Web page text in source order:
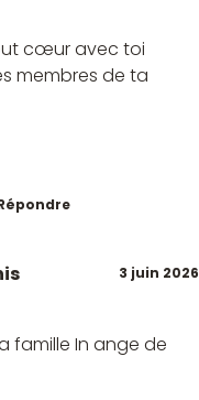
cœur avec toi
membres de ta
3 juin 2026
famille In ange de